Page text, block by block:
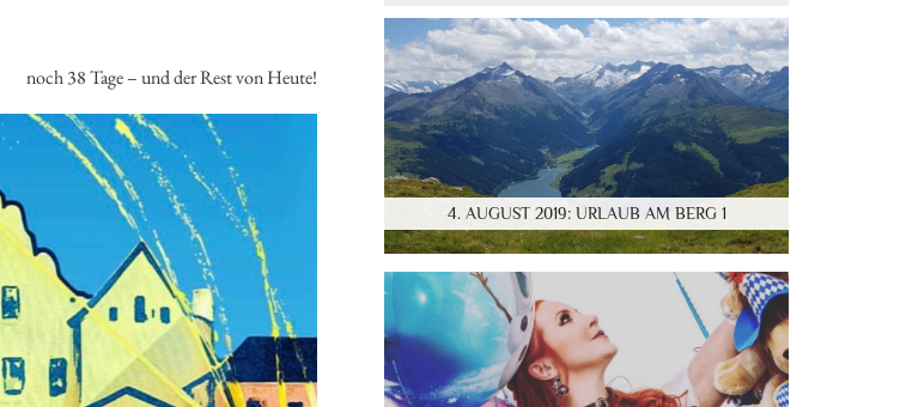
noch 38 Tage – und der Rest von Heute!
4. AUGUST 2019: URLAUB AM BERG 1